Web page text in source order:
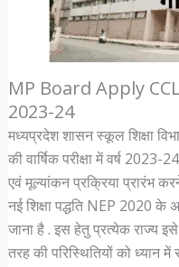
MP Board Apply
2023-24
मध्यप्रदेश शासन स्कूल शिक्षा
की वार्षिक परीक्षा में वर्ष
एवं मूल्यांकन प्रक्रिया प्रारंभ
नई शिक्षा पद्धति NEP 2020 के
जाना है . इस हेतु प्रत्येक राज्य
तरह की परिस्थितियों को ध्यान